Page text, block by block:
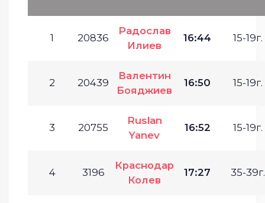
1 20836
Радослав
Илиев
16:44 15-19г.
2 20439
Валентин
Бояджиев
16:50 15-19г.
3 20755
Ruslan
Yanev
16:52 15-19г.
4 3196
Краснодар
Колев
17:27 35-39г.